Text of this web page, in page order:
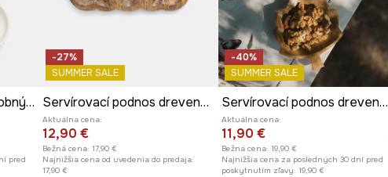
Súprava na sushi s ozdobným vzorom
pred
-27%
SUMMER SALE
Servírovací podnos drevená - tekvica
Aktuálna cena:
12,90 €
Bežná cena: 17,90 €
Najnižšia cena od uvedenia do predaja:
17,90 €
-40%
SUMMER SALE
Servírovací podnos drevená (3-pack)
Aktuálna cena:
11,90 €
Bežná cena: 19,90 €
Najnižšia cena za posledných 30 dní pred
poskytnutím zľavy: 19,90 €